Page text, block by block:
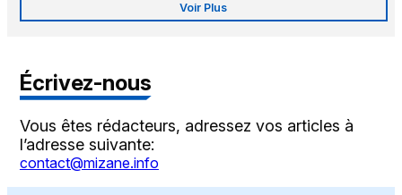
Voir Plus
Écrivez-nous
Vous êtes rédacteurs, adressez vos articles à
l’adresse suivante:
contact@mizane.info